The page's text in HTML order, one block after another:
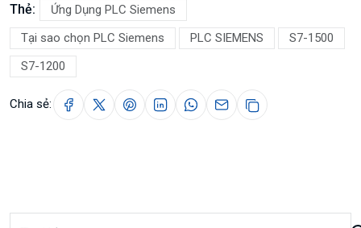
Thẻ:
Ứng Dụng PLC Siemens
Tại sao chọn PLC Siemens
PLC SIEMENS
S7-1500
S7-1200
Chia sẻ: